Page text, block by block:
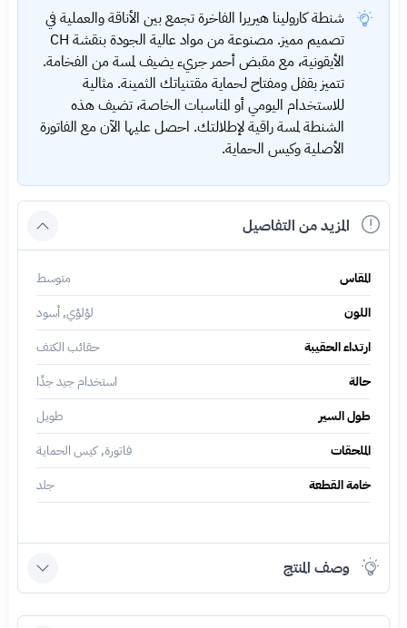
شنطة كارولينا هيريرا الفاخرة تجمع بين الأناقة والعملية في
تصميم مميز. مصنوعة من مواد عالية الجودة بنقشة CH
الأيقونية، مع مقبض أحمر جريء يضيف لمسة من الفخامة.
تتميز بقفل ومفتاح لحماية مقتنياتك الثمينة. مثالية
للاستخدام اليومي أو المناسبات الخاصة، تضيف هذه
الشنطة لمسة راقية لإطلالتك. احصل عليها الآن مع الفاتورة
الأصلية وكيس الحماية.
المزيد من التفاصيل
المقاس
متوسط
اللون
لؤلؤي, أسود
ارتداء الحقيبة
حقائب الكتف
حالة
استخدام جيد جدًا
طول السير
طويل
الملحقات
فاتورة, كيس الحماية
خامة القطعة
جلد
وصف المنتج